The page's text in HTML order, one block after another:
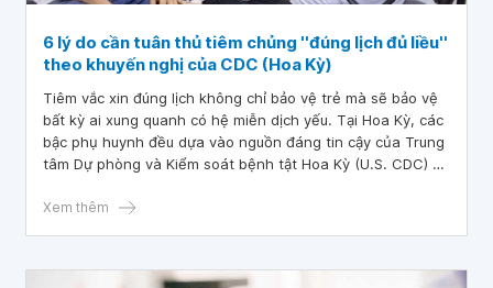
6 lý do cần tuân thủ tiêm chủng ''đúng lịch đủ liều''
theo khuyến nghị của CDC (Hoa Kỳ)
Tiêm vắc xin đúng lịch không chỉ bảo vệ trẻ mà sẽ bảo vệ
bất kỳ ai xung quanh có hệ miễn dịch yếu. Tại Hoa Kỳ, các
bậc phụ huynh đều dựa vào nguồn đáng tin cậy của Trung
tâm Dự phòng và Kiểm soát bệnh tật Hoa Kỳ (U.S. CDC) để
Xem thêm